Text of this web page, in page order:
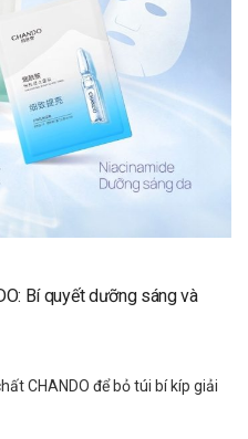
Bí quyết dưỡng sáng và
CHANDO để bỏ túi bí kíp giải